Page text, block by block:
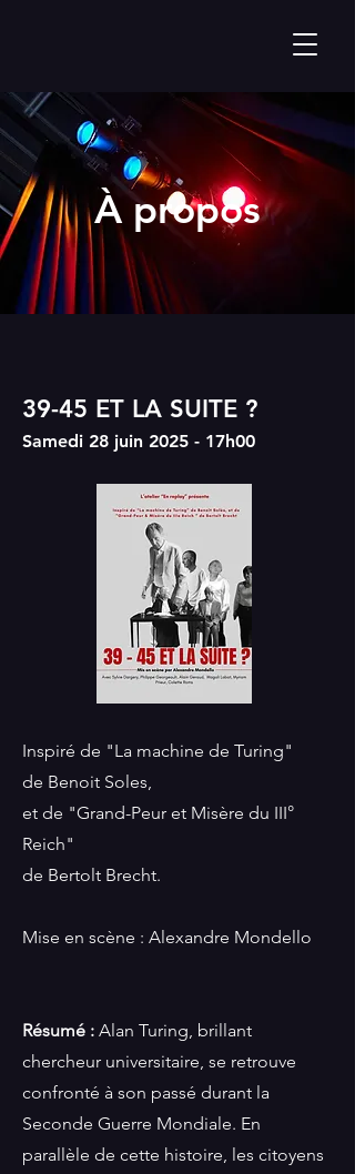
À propos
39-45 ET LA SUITE ?
Samedi 28 juin 2025 - 17h00
Inspiré de "La machine de Turing"
de Benoit Soles,
et de "Grand-Peur et Misère du III°
Reich"
de Bertolt Brecht.
Mise en scène : Alexandre Mondello
Résumé : Alan Turing, brillant
chercheur universitaire, se retrouve
confronté à son passé durant la
Seconde Guerre Mondiale. En
parallèle de cette histoire, les citoyens